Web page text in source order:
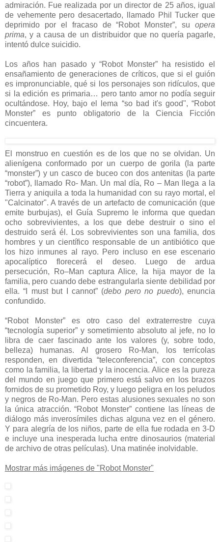
admiración. Fue realizada por un director de 25 años, igual
de vehemente pero desacertado, llamado Phil Tucker que
deprimido por el fracaso de “Robot Monster”, su opera
prima, y a causa de un distribuidor que no quería pagarle,
intentó dulce suicidio.
Los años han pasado y “Robot Monster” ha resistido el
ensañamiento de generaciones de críticos, que si el guión
es impronunciable, qué si los personajes son ridículos, que
si la edición es primaria… pero tanto amor no podía seguir
ocultándose. Hoy, bajo el lema “so bad it's good", “Robot
Monster” es punto obligatorio de la Ciencia Ficción
cincuentera.
El monstruo en cuestión es de los que no se olvidan. Un
alienígena conformado por un cuerpo de gorila (la parte
“monster”) y un casco de buceo con dos antenitas (la parte
“robot”), llamado Ro- Man. Un mal día, Ro – Man llega a la
Tierra y aniquila a toda la humanidad con su rayo mortal, el
"Calcinator". A través de un artefacto de comunicación (que
emite burbujas), el Guía Supremo le informa que quedan
ocho sobrevivientes, a los que debe destruir o sino el
destruido será él. Los sobrevivientes son una familia, dos
hombres y un científico responsable de un antibiótico que
los hizo inmunes al rayo. Pero incluso en ese escenario
apocalíptico florecerá el deseo. Luego de ardua
persecución, Ro–Man captura Alice, la hija mayor de la
familia, pero cuando debe estrangularla siente debilidad por
ella. “I must but I cannot” (debo pero no puedo), enuncia
confundido.
“Robot Monster” es otro caso del extraterrestre cuya
“tecnología superior” y sometimiento absoluto al jefe, no lo
libra de caer fascinado ante los valores (y, sobre todo,
belleza) humanas. Al grosero Ro-Man, los terrícolas
responden, en divertida “teleconferencia”, con conceptos
como la familia, la libertad y la inocencia. Alice es la pureza
del mundo en juego que primero está salvo en los brazos
fornidos de su prometido Roy, y luego peligra en los peludos
y negros de Ro-Man. Pero estas alusiones sexuales no son
la única atracción. “Robot Monster” contiene las líneas de
diálogo más inverosímiles dichas alguna vez en el género.
Y para alegría de los niños, parte de ella fue rodada en 3-D
e incluye una inesperada lucha entre dinosaurios (material
de archivo de otras películas). Una matinée inolvidable.
Mostrar más imágenes de "Robot Monster"